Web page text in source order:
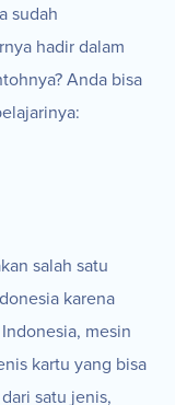
sudah
hadir dalam
Anda bisa
salah satu
karena
mesin
kartu yang bisa
satu jenis,